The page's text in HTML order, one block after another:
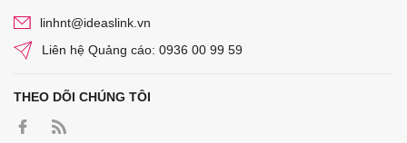
linhnt@ideaslink.vn
Liên hệ Quảng cáo: 0936 00 99 59
THEO DÕI CHÚNG TÔI